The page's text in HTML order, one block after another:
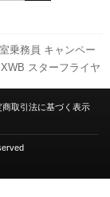
乗務員 キャンペー
スターフライヤ
の注目記事
利用実
イルス
取引法に基づく表示